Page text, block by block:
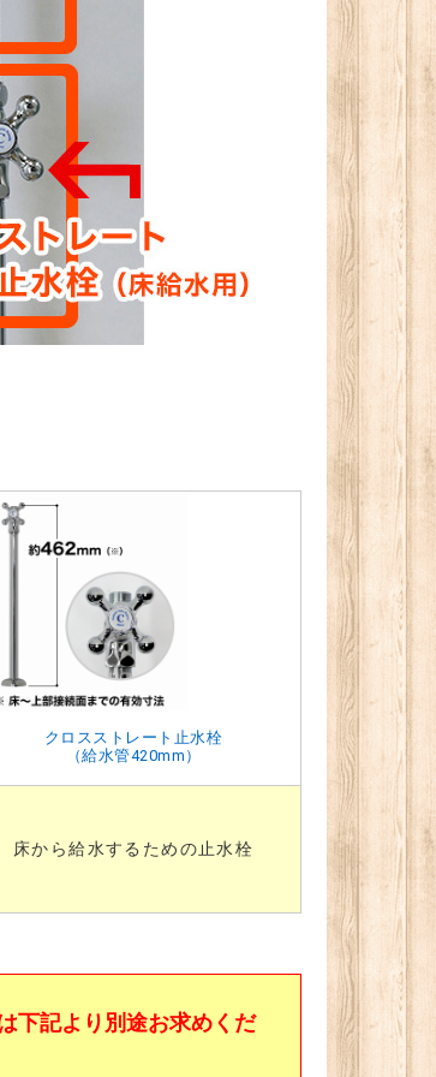
クロスストレート止水栓
（給水管420mm）
床から給水するための止水栓
下記より別途お求めくだ